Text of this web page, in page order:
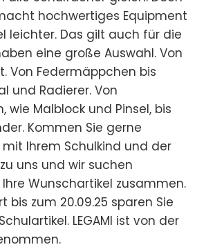
hochwertiges Equipment
leichter. Das gilt auch für die
eine große Auswahl. Von
Von Federmäppchen bis
und Radierer. Von
wie Malblock und Pinsel, bis
Kommen Sie gerne
Ihrem Schulkind und der
uns und wir suchen
Wunschartikel zusammen.
bis zum 20.09.25 sparen Sie
LEGAMI ist von der